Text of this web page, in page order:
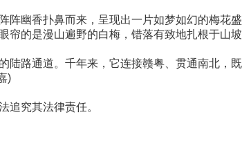
香扑鼻而来，呈现出一片如梦如幻的梅花盛
的是漫山遍野的白梅，错落有致地扎根于山
路通道。千年来，它连接赣粤、贯通南北，
)
追究其法律责任。